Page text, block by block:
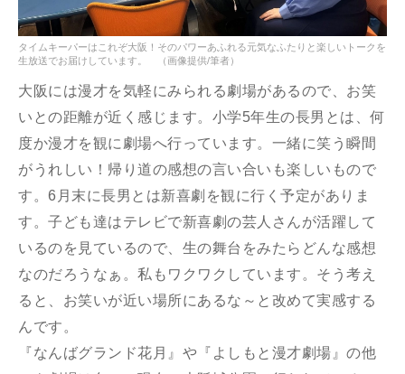
タイムキーパーはこれぞ大阪！そのパワーあふれる元気なふたりと楽しいトークを
生放送でお届けしています。
（画像提供/筆者）
大阪には漫才を気軽にみられる劇場があるので、お笑
いとの距離が近く感じます。小学5年生の長男とは、何
度か漫才を観に劇場へ行っています。一緒に笑う瞬間
がうれしい！帰り道の感想の言い合いも楽しいもので
す。6月末に長男とは新喜劇を観に行く予定がありま
す。子ども達はテレビで新喜劇の芸人さんが活躍して
いるのを見ているので、生の舞台をみたらどんな感想
なのだろうなぁ。私もワクワクしています。そう考え
ると、お笑いが近い場所にあるな～と改めて実感する
んです。
『なんばグランド花月』や『よしもと漫才劇場』の他